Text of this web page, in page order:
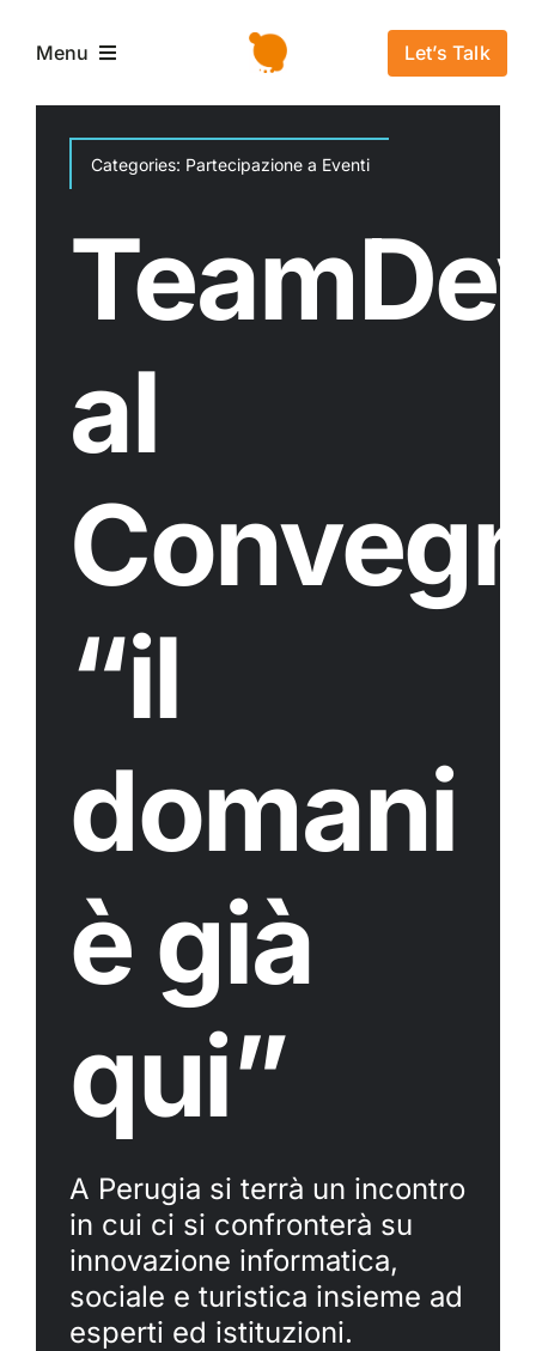
Menu
Home
Servizi e Soluzioni
Storie di successo
News
Let’s Talk
Categories: Partecipazione a Eventi
al
“il
domani
è già
qui”
A Perugia si terrà un incontro
in cui ci si confronterà su
innovazione informatica,
sociale e turistica insieme ad
esperti ed istituzioni.